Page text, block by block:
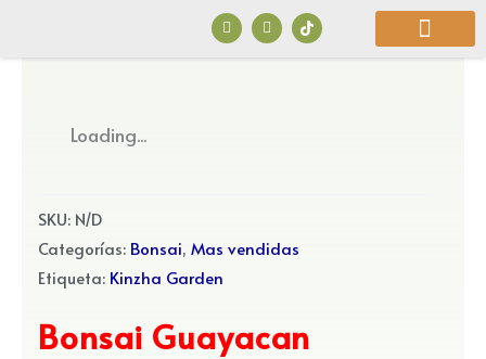
F
a
c
e
I
n
s
t
Loading...
SKU: N/D
Categorías: Bonsai, Mas vendidas
Etiqueta: Kinzha Garden
Bonsai Guayacan